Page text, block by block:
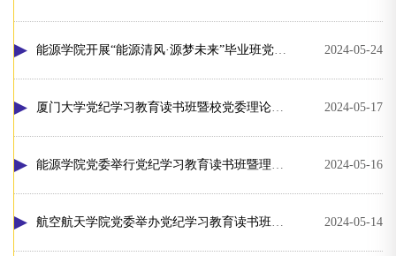
能源学院开展“能源清风·源梦未来”毕业班党员党纪学习教育 2024-05-24
厦门大学党纪学习教育读书班暨校党委理论学习中心组学习会举行 2024-05-17
能源学院党委举行党纪学习教育读书班暨理论学习中心组学习会议 2024-05-16
航空航天学院党委举办党纪学习教育读书班开班式暨党委理论学习中心组第一次集中学习研讨会 2024-05-14